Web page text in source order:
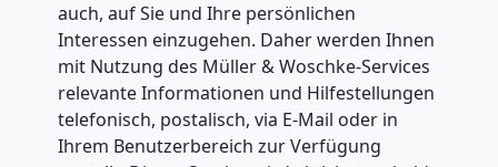
auch, auf Sie und Ihre persönlichen
Interessen einzugehen. Daher werden Ihnen
mit Nutzung des Müller & Woschke-Services
relevante Informationen und Hilfestellungen
telefonisch, postalisch, via E-Mail oder in
Ihrem Benutzerbereich zur Verfügung